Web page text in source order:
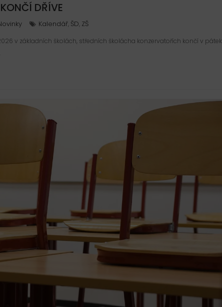
DŘÍVE
Kalendář ŠD ZŠ
v základních školách, středních školácha konzervatořích končí v pátek